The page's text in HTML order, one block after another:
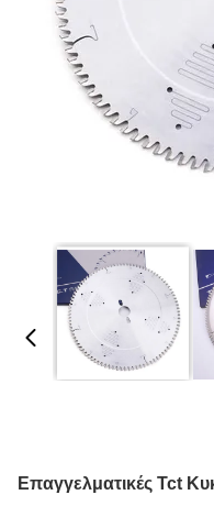
Επαγγελματικές Tct